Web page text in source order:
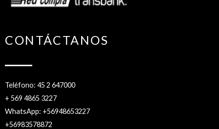
CONTÁCTANOS
Teléfono: 45 2 647000
+ 569 4865 3227
WhatsApp: +56948653227
+56983578872